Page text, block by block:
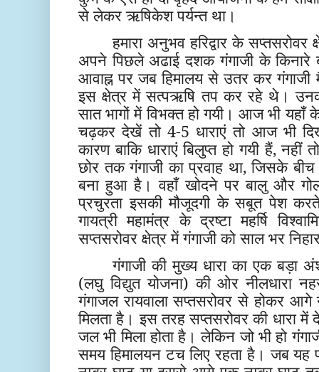
से लेकर ऋषिकेश पर्यन्त था।
हमारा अनुभव हरिद्वार के सप्तसरोवर
अपने पिछले अढाई दशक गंगाजी के किनारे
आवाह्न पर जब हिमालय से उतर कर गंगाजी
इस क्षेत्र में सत्पऋषि तप कर रहे थे।
सात भागों में विभक्त हो गयी। आज भी यहाँ
चढ़कर देखें तो 4-5 धाराएं तो आज भी
कारण बाकि धाराएं बिलुप्त हो गयी हैं,
छोर तक गंगाजी का प्रवाह था, जिसके
बना हुआ है। वहाँ खोदने पर बालु और
प्रचुरता इसकी मौजूदगी के सबूत पेश
गायत्री महामंत्र के द्रष्टा महर्षि
सप्तसरोवर क्षेत्र में गंगाजी को साल भर
गंगाजी की मुख्य धारा का एक बड़ा
(लघु विद्युत योजना) की ओर नीलधारा
गंगाजल रायवाला सप्तसरोवर से होकर आगे
मिलता है। इस तरह सप्तसरोवर की धारा
जल भी मिला होता है। लेकिन जो भी हो
समय हिमालयन टच लिए रहता है। जब